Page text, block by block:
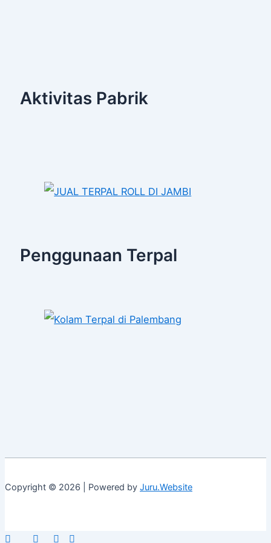
Aktivitas Pabrik
Penggunaan Terpal
Copyright © 2026 | Powered by Juru.Website